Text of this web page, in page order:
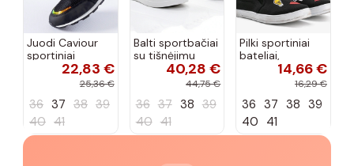
Juodi Caviour
sportiniai
sportbačiai22,83 €
25,36 €
36 37 38 39
40 41
Balti sportbačiai
su tišnėjimu
Peyton40,28 €
44,75 €
36 37 38 39
40 41
Pilki sportiniai
bateliai,
„Justice"14,66 €
16,29 €
36 37 38 39
40 41